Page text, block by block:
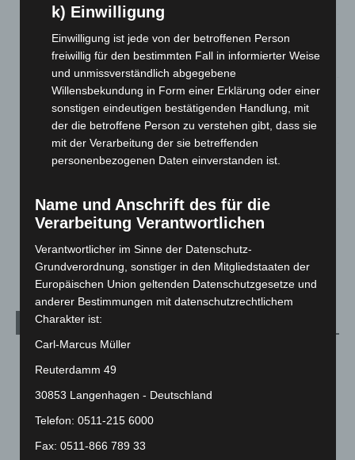
5. August 2026
Anklage nach Abschaltung von „Archetyp Market“ erhoben
3. August 2026
Hannover: Polizei stoppt 166 Trunkenheitsfahrten bei
Großkontrolle
2. August 2026
Hannover Klassik Open Air 2026: Französische Oper im
Schwarz Digits und Zscaler starten souveräne Cloud-
Kategorien
Hannover und Region
Langenhagen und Ortsteile
Leserbriefe
k) Einwilligung
Einwilligung ist jede von der betroffenen Person
freiwillig für den bestimmten Fall in informierter Weise
und unmissverständlich abgegebene
Willensbekundung in Form einer Erklärung oder einer
sonstigen eindeutigen bestätigenden Handlung, mit
der die betroffene Person zu verstehen gibt, dass sie
mit der Verarbeitung der sie betreffenden
personenbezogenen Daten einverstanden ist.
Name und Anschrift des für die
Verarbeitung Verantwortlichen
Verantwortlicher im Sinne der Datenschutz-
Grundverordnung, sonstiger in den Mitgliedstaaten der
Europäischen Union geltenden Datenschutzgesetze und
anderer Bestimmungen mit datenschutzrechtlichem
Charakter ist:
Carl-Marcus Müller
Reuterdamm 49
30853 Langenhagen - Deutschland
Telefon: 0511-215 6000
Fax: 0511-866 789 33